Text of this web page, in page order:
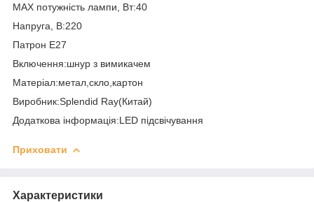
MAX потужність лампи, Вт:40
Напруга, В:220
Патрон E27
Включення:шнур з вимикачем
Матеріал:метал,скло,картон
Виробник:Splendid Ray(Китай)
Додаткова інформація:LED підсвічування
Приховати
Характеристики